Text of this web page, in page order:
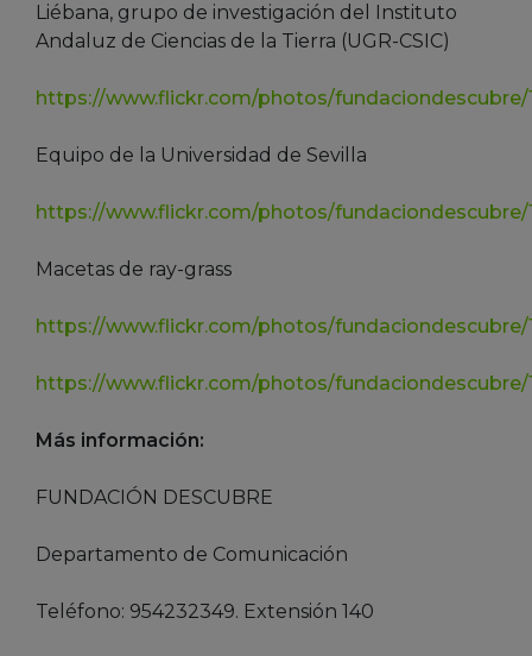
Liébana, grupo de investigación del Instituto
Andaluz de Ciencias de la Tierra (UGR-CSIC)
https://www.flickr.com/photos/fundaciondescubre/
Equipo de la Universidad de Sevilla
https://www.flickr.com/photos/fundaciondescubre/
Macetas de ray-grass
https://www.flickr.com/photos/fundaciondescubre/
https://www.flickr.com/photos/fundaciondescubre/
Más información:
FUNDACIÓN DESCUBRE
Departamento de Comunicación
Teléfono: 954232349. Extensión 140